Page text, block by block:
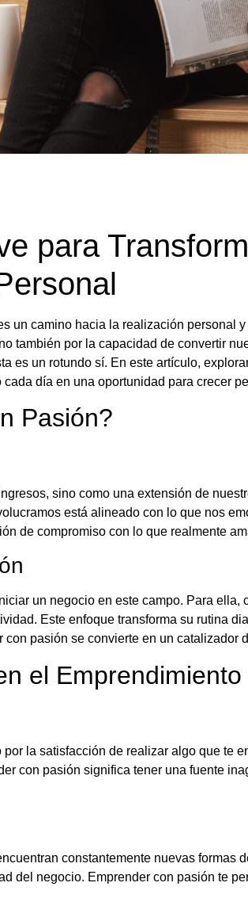
para
un camino hacia la realización personal
también por la capacidad de convertir
es un rotundo sí. En este artículo,
día en una oportunidad para crecer
Pasión?
sino como una extensión de
está alineado con lo que nos
de compromiso con lo que realmente
un negocio en este campo. Para ella,
Este enfoque transforma su rutina
pasión se convierte en un catalizador
el Emprendimiento
la satisfacción de realizar algo que te
con pasión significa tener una fuente
constantemente nuevas formas
del negocio. Emprender con pasión te